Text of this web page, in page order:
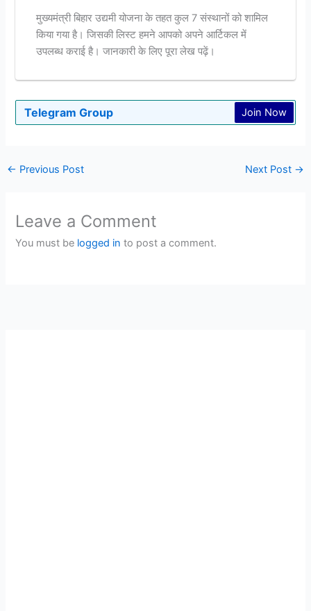
मुख्यमंत्री बिहार उद्यमी योजना के तहत कुल 7 संस्थानों को शामिल
किया गया है। जिसकी लिस्ट हमने आपको अपने आर्टिकल में
उपलब्ध कराई है। जानकारी के लिए पूरा लेख पढ़ें।
Telegram Group Join Now
← Previous Post Next Post →
Leave a Comment
You must be logged in to post a comment.